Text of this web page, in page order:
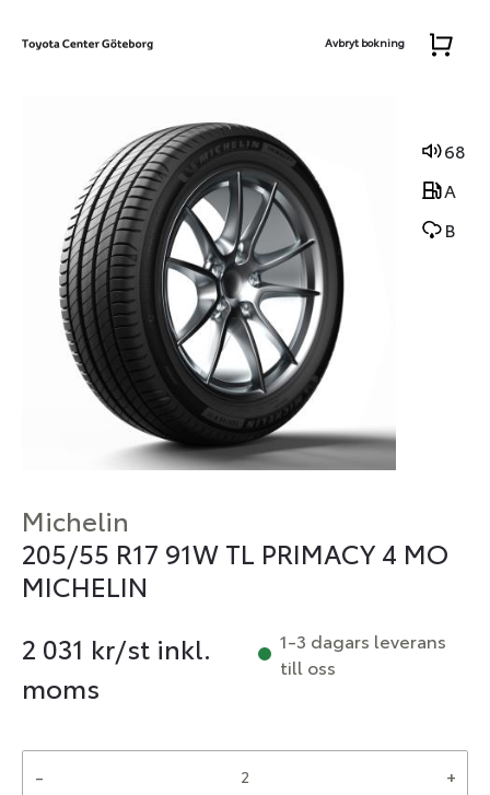
Avbryt bokning
68
A
B
Michelin
205/55 R17 91W TL PRIMACY 4 MO
MICHELIN
2 031 kr/st inkl.
moms
1-3 dagars leverans
till oss
- +